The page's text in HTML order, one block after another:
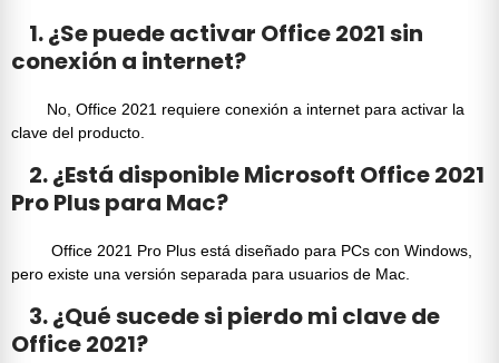
1. ¿Se puede activar Office 2021 sin
conexión a internet?
No, Office 2021 requiere conexión a internet para activar la
clave del producto.
2. ¿Está disponible Microsoft Office 2021
Pro Plus para Mac?
Office 2021 Pro Plus está diseñado para PCs con Windows,
pero existe una versión separada para usuarios de Mac
3. ¿Qué sucede si pierdo mi clave de
Office 2021?